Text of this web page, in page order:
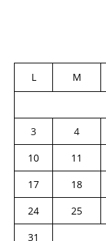
L M
3
4
10
11
17
18
24
25
31